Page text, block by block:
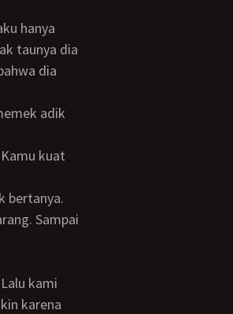
taunya dia
dia
bertanya.
karena